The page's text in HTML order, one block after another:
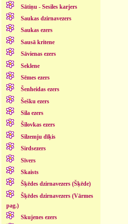
Sātiņu - Sesiles karjers
Saukas dzirnavezers
Saukas ezers
Sausā kritene
Sāvienas ezers
Seklene
Sēmes ezers
Šenheidas ezers
Šešku ezers
Sila ezers
Šilovkas ezers
Silzemju dīķis
Sirdsezers
Sīvers
Skaists
Šķēdes dzirnavezers (Šķēde)
Šķēdes dzirnavezers (Vārmes
pag.)
Skujenes ezers